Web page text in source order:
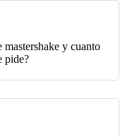
mastershake y cuanto
pide?